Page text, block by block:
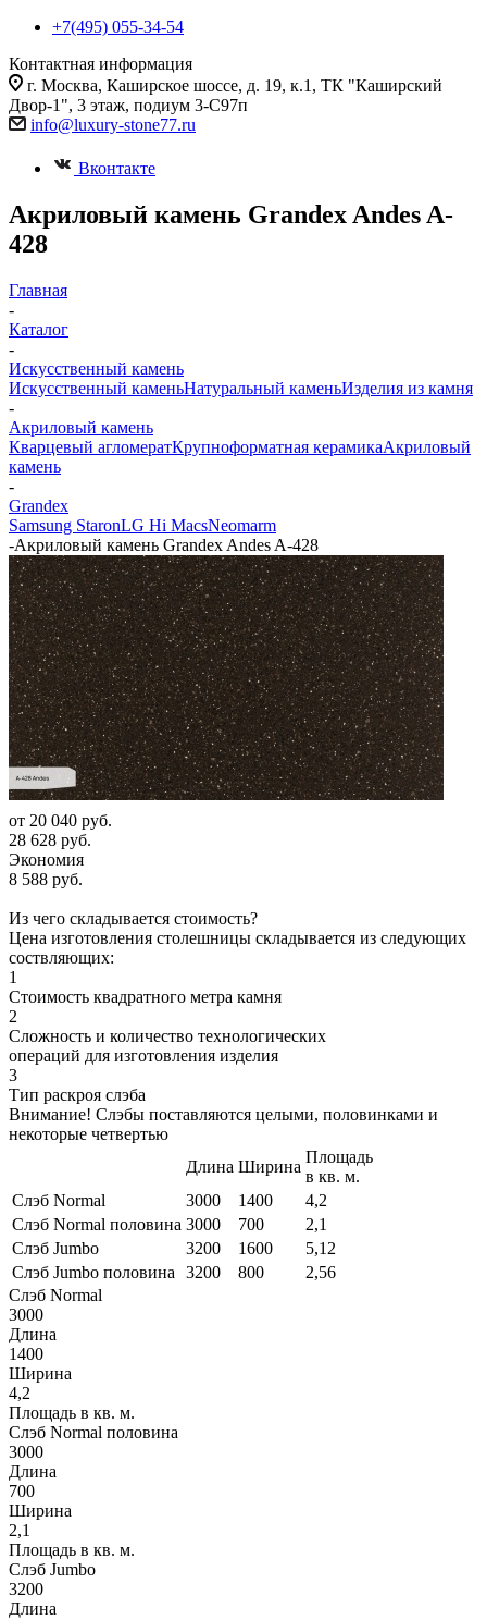
+7(495) 055-34-54
Контактная информация
г. Москва, Каширское шоссе, д. 19, к.1, ТК "Каширский
Двор-1", 3 этаж, подиум 3-С97п
info@luxury-stone77.ru
Вконтакте
Акриловый камень Grandex Andes A-
428
Главная
-
Каталог
-
Искусственный камень
Искусственный каменьНатуральный каменьИзделия из камня
-
Акриловый камень
Кварцевый агломератКрупноформатная керамикаАкриловый
камень
-
Grandex
Samsung StaronLG Hi MacsNeomarm
-Акриловый камень Grandex Andes A-428
от 20 040 руб.
28 628 руб.
Экономия
8 588 руб.
Из чего складывается стоимость?
Цена изготовления столешницы складывается из следующих
соствляющих:
1
Стоимость квадратного метра камня
2
Сложность и количество технологических
операций для изготовления изделия
3
Тип раскроя слэба
Внимание! Слэбы поставляются целыми, половинками и
некоторые четвертью
Длина Ширина
Площадь
в кв. м.
Слэб Normal
3000 1400
4,2
Слэб Normal половина 3000 700
2,1
Слэб Jumbo
3200 1600
5,12
Слэб Jumbo половина
3200 800
2,56
Слэб Normal
3000
Длина
1400
Ширина
4,2
Площадь в кв. м.
Слэб Normal половина
3000
Длина
700
Ширина
2,1
Площадь в кв. м.
Слэб Jumbo
3200
Длина